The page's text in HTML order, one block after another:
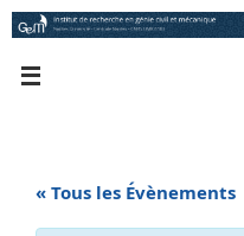
Passer
au
« Tous les Évènements